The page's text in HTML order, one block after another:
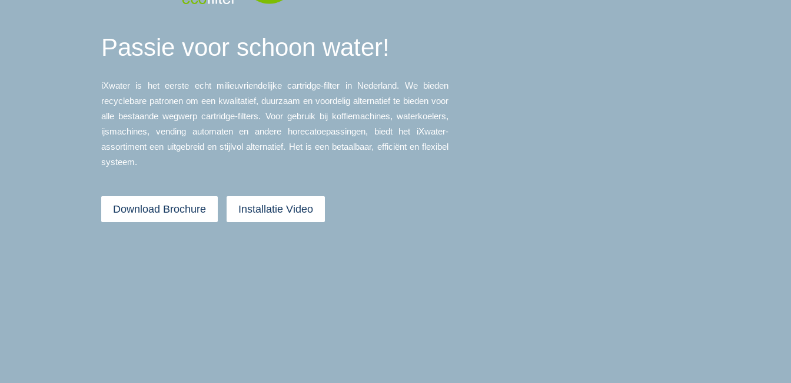
Passie voor schoon water!
iXwater is het eerste echt milieuvriendelijke cartridge-filter in Nederland. We bieden
recyclebare patronen om een kwalitatief, duurzaam en voordelig alternatief te bieden voor
alle bestaande wegwerp cartridge-filters. Voor gebruik bij koffiemachines, waterkoelers,
ijsmachines, vending automaten en andere horecatoepassingen, biedt het iXwater-
assortiment een uitgebreid en stijlvol alternatief. Het is een betaalbaar, efficiënt en flexibel
systeem.
Download Brochure Installatie Video